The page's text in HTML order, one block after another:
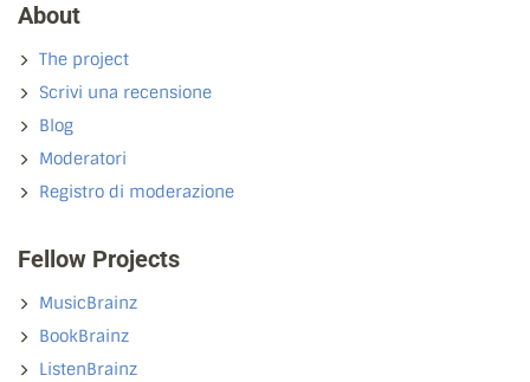
About
The project
Scrivi una recensione
Blog
Moderatori
Registro di moderazione
Fellow Projects
MusicBrainz
BookBrainz
ListenBrainz